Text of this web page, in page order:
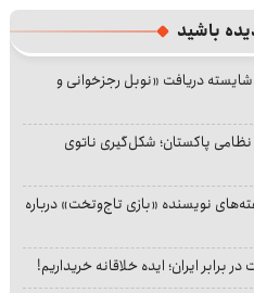
باشید
دریافت «نوبل رجزخوانی و
نظامی پاکستان؛ شکل‌گیری ناتوی
نویسنده «بازی تاج‌وتخت» درباره
برابر ایران؛ ایده خلاقانه خریداریم!